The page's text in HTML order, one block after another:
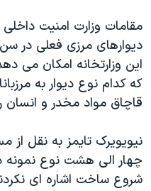
قانون شفافیت دارائی کادر
اعتراضات مردمی آبان ۹۸
اسرائیل در جنگ
نرگس محمدی برنده جایزه
صفحه‌های ویژه
سفر پرزیدنت ترامپ به چین
مقامات وزارت امنیت داخلی
دیوارهای مرزی فعلی در
این وزارتخانه امکان می
که کدام نوع دیوار به
قاچاق مواد مخدر و انسان
نیویویرک تایمز به نقل از
چهار الی هشت نوع نمونه
شروع ساخت اشاره ای